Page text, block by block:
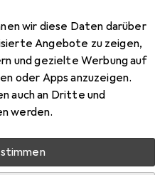
wir diese Daten darüber
Angebote zu zeigen,
und gezielte Werbung auf
oder Apps anzuzeigen.
auch an Dritte und
werden.
Flexible
ArciTech,
zum Produkt Hettich
anthrazit aus den
und Möbelausstattung.